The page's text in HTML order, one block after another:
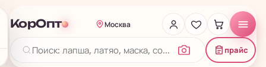
КорОпт Москва
прайс